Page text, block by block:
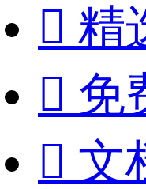
 精
 免
 文